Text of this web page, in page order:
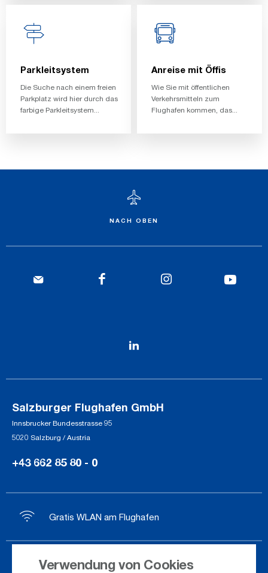
Verwendung von Cookies
Parkleitsystem
Die Suche nach einem freien
Parkplatz wird hier durch das
farbige Parkleitsystem...
Anreise mit Öffis
Wie Sie mit öffentlichen
Verkehrsmitteln zum
Flughafen kommen, das...
NACH OBEN
Salzburger Flughafen GmbH
Innsbrucker Bundesstrasse 95
5020 Salzburg / Austria
+43 662 85 80 - 0
Gratis WLAN am Flughafen
Ankunft / Abflug